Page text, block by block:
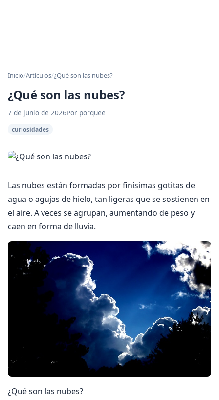
Inicio/Artículos/¿Qué son las nubes?
¿Qué son las nubes?
7 de junio de 2026Por porquee
curiosidades
Las nubes están formadas por finísimas gotitas de
agua o agujas de hielo, tan ligeras que se sostienen en
el aire. A veces se agrupan, aumentando de peso y
caen en forma de lluvia.
¿Qué son las nubes?